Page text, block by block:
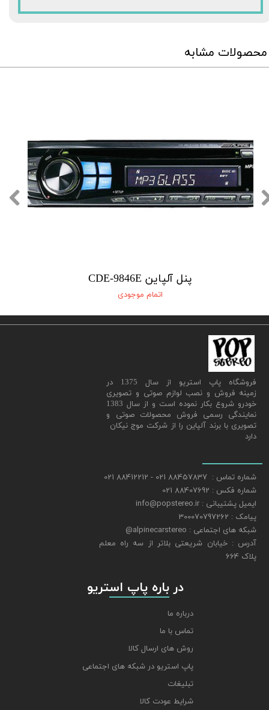
★★★
محصولات مشابه
پنل آلپاین CDE-9846E
اتمام موجودی
​فروشگاه پاپ استریو از سال 1375 در
زمینه فروش و نصب لوازم صوتی و تصویری
خودرو شروع بکار نموده است و از سال 1383
نمایندگی رسمی فروش محصولات صوتی و
تصویری با برند آلپاین را از شرکت موج نیکان
دارد
شماره تماس : 88457837 021 - 88412212 021
شماره فکس : 88407692 021
ایمیل پشتیبانی : info@popstereo.ir
پیامک : 300070797262
شبکه های اجتماعی : alpinecarstereo@
​​​​​​​آدرس : خیابان شریعتی بلاتر از سه راه معلم
پلاک 664
​​​​​​​ در باره پاپ استریو
درباره ما
تماس با ما
روش های ارسال کالا
پاپ استریو در شبکه های اجتماعی
تبلیغات
شرایط عودت کالا